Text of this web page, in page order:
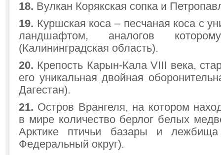
18. Вулкан Корякская сопка и
19. Куршская коса – песчаная коса с
ландшафтом, аналогов
(Калининградская область).
20. Крепость Карын-Кала VIII века,
его уникальная двойная
Дагестан).
21. Остров Врангеля, на котором
в мире количество берлог белых
Арктике птичьи базары и лежбища
Федеральный округ).